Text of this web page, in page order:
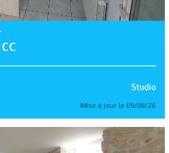
Studio
Mise à jour le 09/08/26